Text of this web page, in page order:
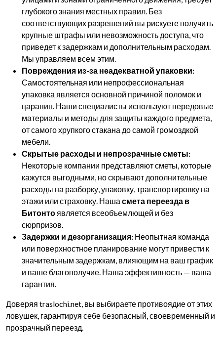
глубокого знания местных правил. Без
соответствующих разрешений вы рискуете получить
крупные штрафы или невозможность доступа, что
приведет к задержкам и дополнительным расходам.
Мы управляем всем этим.
Повреждения из-за неадекватной упаковки:
Самостоятельная или непрофессиональная
упаковка является основной причиной поломок и
царапин. Наши специалисты используют передовые
материалы и методы для защиты каждого предмета,
от самого хрупкого стакана до самой громоздкой
мебели.
Скрытые расходы и непрозрачные сметы:
Некоторые компании представляют сметы, которые
кажутся выгодными, но скрывают дополнительные
расходы на разборку, упаковку, транспортировку на
этажи или страховку. Наша смета переезда в
Битонто является всеобъемлющей и без
сюрпризов.
Задержки и дезорганизация: Неопытная команда
или поверхностное планирование могут привести к
значительным задержкам, влияющим на ваш график
и ваше благополучие. Наша эффективность — ваша
гарантия.
Доверяя traslochi.net, вы выбираете противоядие от этих
ловушек, гарантируя себе безопасный, своевременный и
прозрачный переезд.